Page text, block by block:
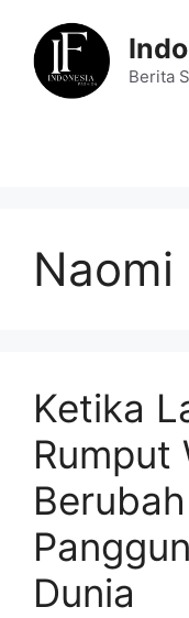
content
Berita
Naomi
Ketika
Rumput
Dunia